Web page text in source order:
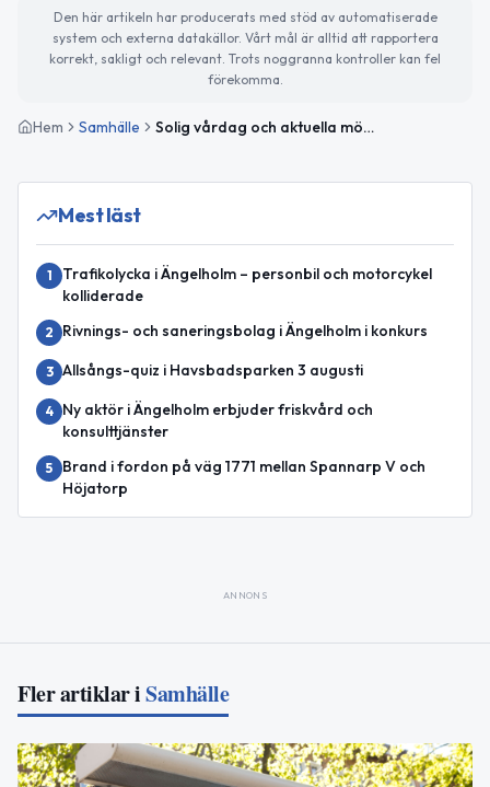
Den här artikeln har producerats med stöd av automatiserade
system och externa datakällor. Vårt mål är alltid att rapportera
korrekt, sakligt och relevant. Trots noggranna kontroller kan fel
förekomma.
Hem Samhälle Solig vårdag och aktuella möjligheter för unga i Ängelholm
Mest läst
1
Trafikolycka i Ängelholm – personbil och motorcykel
kolliderade
2 Rivnings- och saneringsbolag i Ängelholm i konkurs
3 Allsångs-quiz i Havsbadsparken 3 augusti
4
Ny aktör i Ängelholm erbjuder friskvård och
konsulttjänster
5
Brand i fordon på väg 1771 mellan Spannarp V och
Höjatorp
ANNONS
Fler artiklar iSamhälle